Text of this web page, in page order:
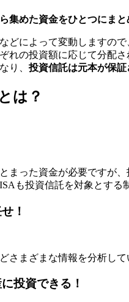
集めた資金をひとつにま
どによって変動しますの
れの投資額に応じて分配さ
り、投資信託は元本が保証
は？
まった資金が必要ですが
も投資信託を対象とす
！
さまざまな情報を分析して
投資できる！